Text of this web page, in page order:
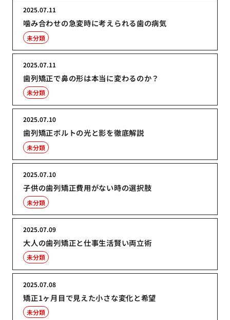
噛み合わせの急変時に考えられる歯の病気
2025.07.11
未分類
歯列矯正で鼻の形は本当に変わるのか？
2025.07.11
未分類
歯列矯正ボルトの光と影を徹底解説
2025.07.10
未分類
子供の歯列矯正費用がない時の選択肢
2025.07.10
未分類
大人の歯列矯正と仕事生活賢い両立術
2025.07.09
未分類
矯正1ヶ月目で見えた小さな変化と希望
2025.07.08
未分類